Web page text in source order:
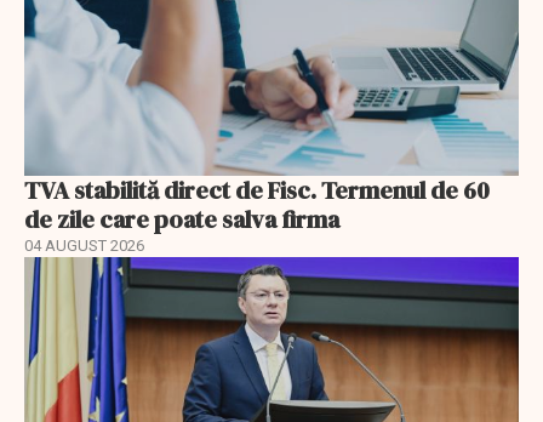
TVA stabilită direct de Fisc. Termenul de 60
de zile care poate salva firma
04 AUGUST 2026